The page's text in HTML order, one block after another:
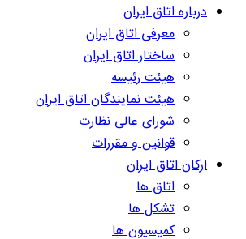
درباره اتاق ایران
معرفی اتاق ایران
ساختار اتاق ایران
هیئت رئیسه
هیئت نمایندگان اتاق ایران
شورای عالی نظارت
قوانین و مقررات
ارکان اتاق ایران
اتاق ها
تشکل ها
کمیسیون ها